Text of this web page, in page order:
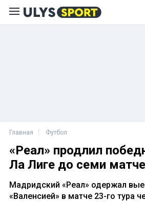
Главная Футбол
«Реал» продлил
Ла Лиге до семи
Мадридский «Реал» одержал
«Валенсией» в матче 23-го тура